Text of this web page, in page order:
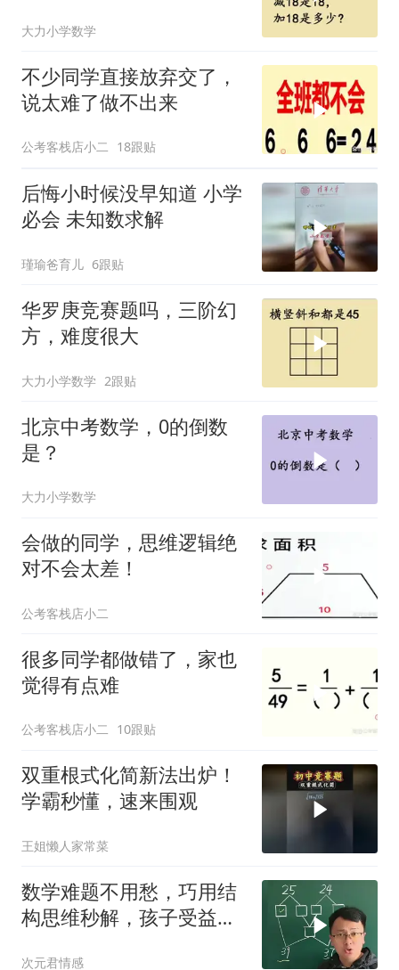
大力小学数学
不少同学直接放弃交了，
说太难了做不出来
公考客栈店小二 18跟贴
后悔小时候没早知道 小学
必会 未知数求解
瑾瑜爸育儿 6跟贴
华罗庚竞赛题吗，三阶幻
方，难度很大
大力小学数学 2跟贴
北京中考数学，0的倒数
是？
大力小学数学
会做的同学，思维逻辑绝
对不会太差！
公考客栈店小二
很多同学都做错了，家也
觉得有点难
公考客栈店小二 10跟贴
双重根式化简新法出炉！
学霸秒懂，速来围观
王姐懒人家常菜
数学难题不用愁，巧用结
构思维秒解，孩子受益家
次元君情感